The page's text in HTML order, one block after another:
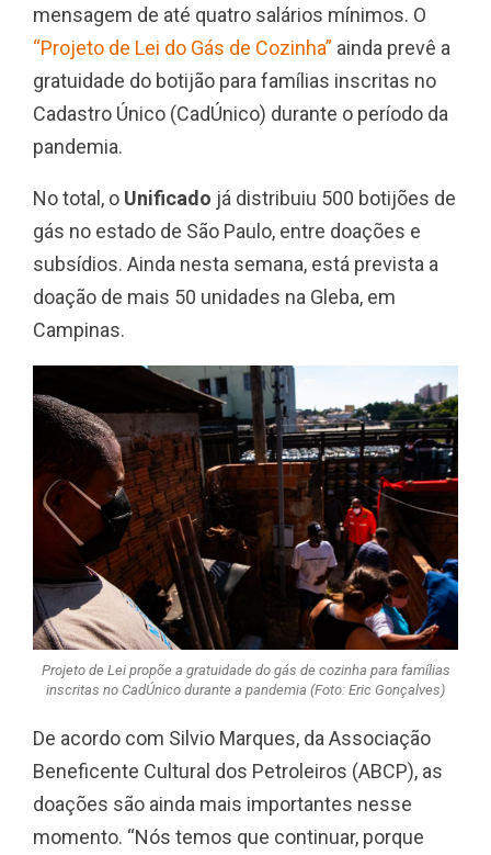
mensagem de até quatro salários mínimos. O
“Projeto de Lei do Gás de Cozinha” ainda prevê a
gratuidade do botijão para famílias inscritas no
Cadastro Único (CadÚnico) durante o período da
pandemia.
No total, o Unificado já distribuiu 500 botijões de
gás no estado de São Paulo, entre doações e
subsídios. Ainda nesta semana, está prevista a
doação de mais 50 unidades na Gleba, em
Campinas.
Projeto de Lei propõe a gratuidade do gás de cozinha para famílias
inscritas no CadÚnico durante a pandemia (Foto: Eric Gonçalves)
De acordo com Silvio Marques, da Associação
Beneficente Cultural dos Petroleiros (ABCP), as
doações são ainda mais importantes nesse
momento. “Nós temos que continuar, porque